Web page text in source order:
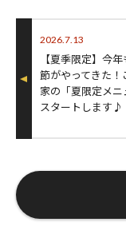
2026.7.13
【夏季限定】今
節がやってきた！
家の「夏限定メニ
スタートします♪